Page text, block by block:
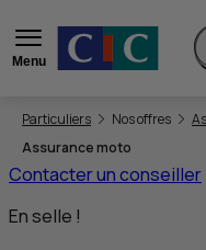
Menu
Vous êtes ici:
Particuliers Nos offres
Assurance moto
Contacter un conseiller
En selle !